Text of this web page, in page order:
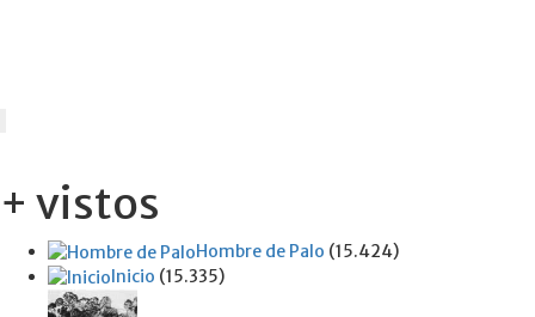
+ vistos
Hombre de Palo (15.424)
Inicio (15.335)